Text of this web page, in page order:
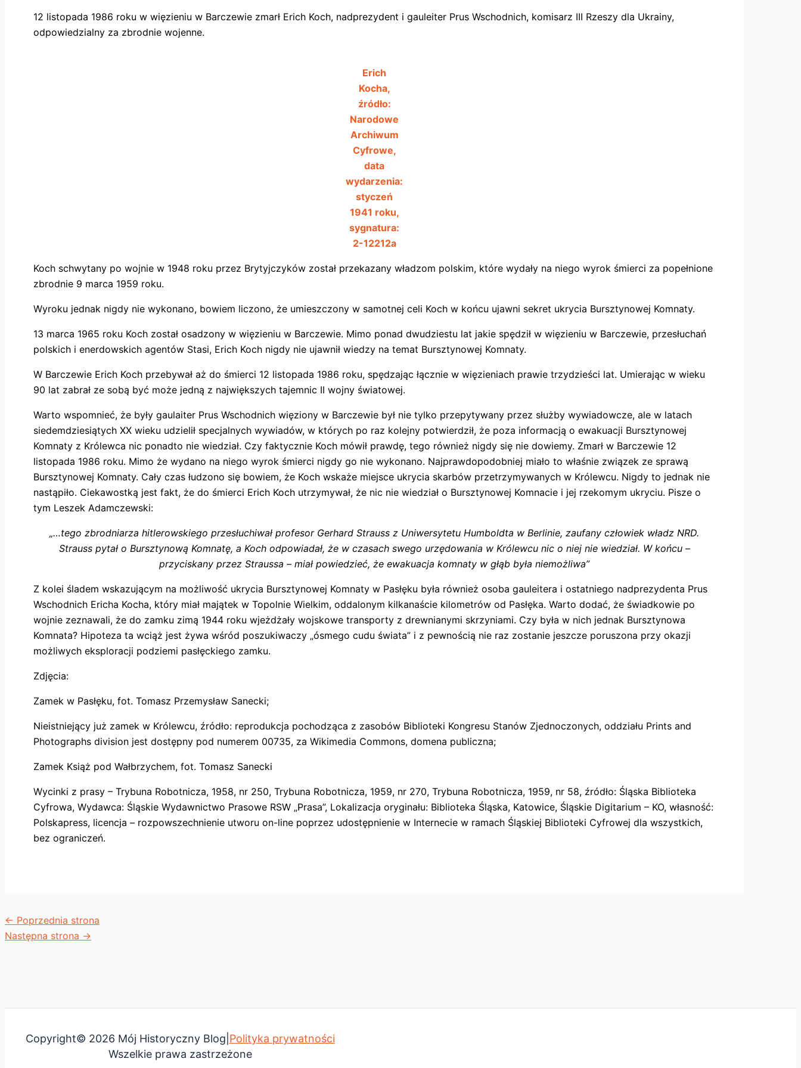
12 listopada 1986 roku w więzieniu w Barczewie zmarł Erich Koch, nadprezydent i gauleiter Prus Wschodnich, komisarz III Rzeszy dla Ukrainy,
odpowiedzialny za zbrodnie wojenne.
Erich
Kocha,
źródło:
Narodowe
Archiwum
Cyfrowe,
data
wydarzenia:
styczeń
1941 roku,
sygnatura:
2-12212a
Koch schwytany po wojnie w 1948 roku przez Brytyjczyków został przekazany władzom polskim, które wydały na niego wyrok śmierci za popełnione
zbrodnie 9 marca 1959 roku.
Wyroku jednak nigdy nie wykonano, bowiem liczono, że umieszczony w samotnej celi Koch w końcu ujawni sekret ukrycia Bursztynowej Komnaty.
13 marca 1965 roku Koch został osadzony w więzieniu w Barczewie. Mimo ponad dwudziestu lat jakie spędził w więzieniu w Barczewie, przesłuchań
polskich i enerdowskich agentów Stasi, Erich Koch nigdy nie ujawnił wiedzy na temat Bursztynowej Komnaty.
W Barczewie Erich Koch przebywał aż do śmierci 12 listopada 1986 roku, spędzając łącznie w więzieniach prawie trzydzieści lat. Umierając w wieku
90 lat zabrał ze sobą być może jedną z największych tajemnic II wojny światowej.
Warto wspomnieć, że były gaulaiter Prus Wschodnich więziony w Barczewie był nie tylko przepytywany przez służby wywiadowcze, ale w latach
siedemdziesiątych XX wieku udzielił specjalnych wywiadów, w których po raz kolejny potwierdził, że poza informacją o ewakuacji Bursztynowej
Komnaty z Królewca nic ponadto nie wiedział. Czy faktycznie Koch mówił prawdę, tego również nigdy się nie dowiemy. Zmarł w Barczewie 12
listopada 1986 roku. Mimo że wydano na niego wyrok śmierci nigdy go nie wykonano. Najprawdopodobniej miało to właśnie związek ze sprawą
Bursztynowej Komnaty. Cały czas łudzono się bowiem, że Koch wskaże miejsce ukrycia skarbów przetrzymywanych w Królewcu. Nigdy to jednak nie
nastąpiło. Ciekawostką jest fakt, że do śmierci Erich Koch utrzymywał, że nic nie wiedział o Bursztynowej Komnacie i jej rzekomym ukryciu. Pisze o
tym Leszek Adamczewski:
„…tego zbrodniarza hitlerowskiego przesłuchiwał profesor Gerhard Strauss z Uniwersytetu Humboldta w Berlinie, zaufany człowiek władz NRD.
Strauss pytał o Bursztynową Komnatę, a Koch odpowiadał, że w czasach swego urzędowania w Królewcu nic o niej nie wiedział. W końcu –
przyciskany przez Straussa – miał powiedzieć, że ewakuacja komnaty w głąb była niemożliwa”
Z kolei śladem wskazującym na możliwość ukrycia Bursztynowej Komnaty w Pasłęku była również osoba gauleitera i ostatniego nadprezydenta Prus
Wschodnich Ericha Kocha, który miał majątek w Topolnie Wielkim, oddalonym kilkanaście kilometrów od Pasłęka. Warto dodać, że świadkowie po
wojnie zeznawali, że do zamku zimą 1944 roku wjeżdżały wojskowe transporty z drewnianymi skrzyniami. Czy była w nich jednak Bursztynowa
Komnata? Hipoteza ta wciąż jest żywa wśród poszukiwaczy „ósmego cudu świata” i z pewnością nie raz zostanie jeszcze poruszona przy okazji
możliwych eksploracji podziemi pasłęckiego zamku.
Zdjęcia:
Zamek w Pasłęku, fot. Tomasz Przemysław Sanecki;
Nieistniejący już zamek w Królewcu, źródło: reprodukcja pochodząca z zasobów Biblioteki Kongresu Stanów Zjednoczonych, oddziału Prints and
Photographs division jest dostępny pod numerem 00735, za Wikimedia Commons, domena publiczna;
Zamek Książ pod Wałbrzychem, fot. Tomasz Sanecki
Wycinki z prasy – Trybuna Robotnicza, 1958, nr 250, Trybuna Robotnicza, 1959, nr 270, Trybuna Robotnicza, 1959, nr 58, źródło: Śląska Biblioteka
Cyfrowa, Wydawca: Śląskie Wydawnictwo Prasowe RSW „Prasa”, Lokalizacja oryginału: Biblioteka Śląska, Katowice, Śląskie Digitarium – KO, własność:
Polskapress, licencja – rozpowszechnienie utworu on-line poprzez udostępnienie w Internecie w ramach Śląskiej Biblioteki Cyfrowej dla wszystkich,
bez ograniczeń.
← Poprzednia strona
Następna strona →
Copyright© 2026 Mój Historyczny Blog| Polityka prywatności
Wszelkie prawa zastrzeżone